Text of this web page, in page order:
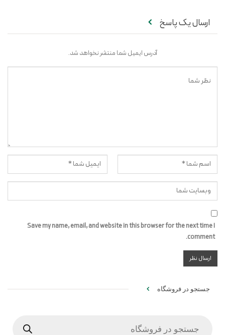
ارسال یک پاسخ
آدرس ایمیل شما منتشر نخواهد شد.
Save my name, email, and website in this browser for the next time I
comment.
جستجو در فروشگاه